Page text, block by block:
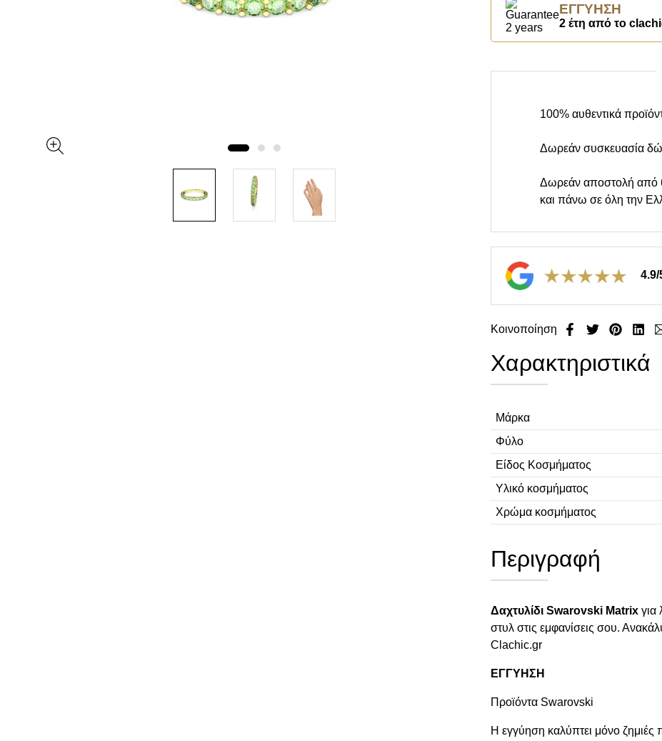
ΕΓΓΎΗΣΗ
2 έτη από το
100% αυθεντικά
Δωρεάν συσκευασία
Δωρεάν αποστολή από
και πάνω σε όλη την
4.9/
Κοινοποίηση
Χαρακτηριστικά
Μάρκα
Φύλο
Είδος Κοσμήματος
Υλικό κοσμήματος
Χρώμα κοσμήματος
Περιγραφή
Δαχτυλίδι Swarovski Matrix για
στυλ στις εμφανίσεις σου.
Clachic.gr
ΕΓΓΥΗΣΗ
Προϊόντα Swarovski
Η εγγύηση καλύπτει μόνο